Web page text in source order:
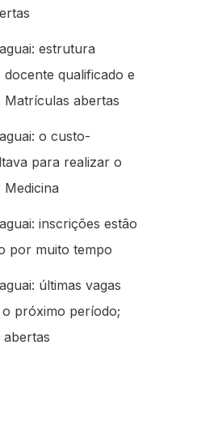
estrutura
qualificado e
abertas
o custo-
para realizar o
inscrições estão
por muito tempo
últimas vagas
próximo período;